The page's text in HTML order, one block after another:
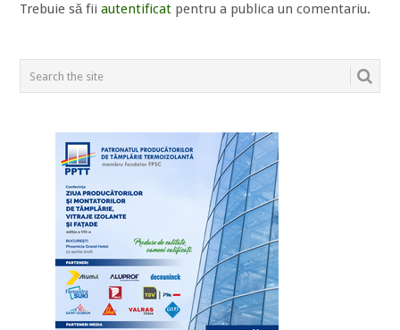
Trebuie să fiiautentificat pentru a publica un comentariu.